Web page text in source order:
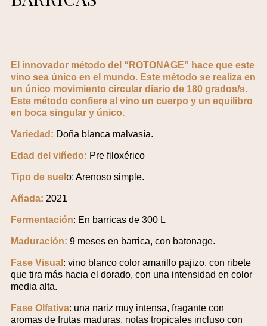
El innovador método del “ROTONAGE” hace que este
vino sea único en el mundo. Este método se realiza en
un único movimiento circular diario de 180 grados/s.
Este método confiere al vino un cuerpo y un equilibro
en boca singular y único.
Variedad: Doña blanca malvasía.
Edad del viñedo: Pre filoxérico
Tipo de suel o: Arenoso simple.
Añada: 2021
Fermentación: En barricas de 300 L
Maduración: 9 meses en barrica, con batonage.
Fase Visual : vino blanco color amarillo pajizo, con ribete
que tira más hacia el dorado, con una intensidad en color
media alta.
Fase Olfativa: una nariz muy intensa, fragante con
aromas de frutas maduras, notas tropicales incluso con